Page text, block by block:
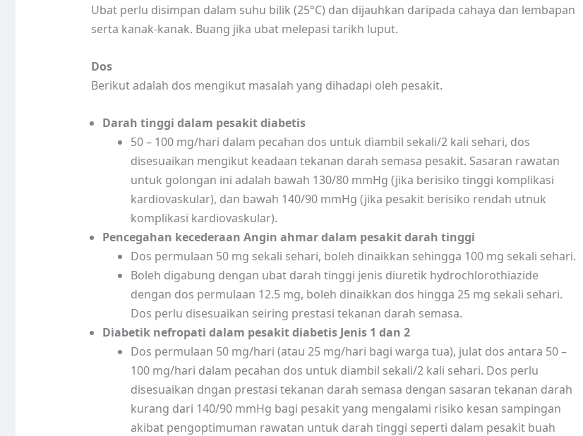
Ubat perlu disimpan dalam suhu bilik (25°C) dan dijauhkan daripada cahaya dan lembapan
serta kanak-kanak. Buang jika ubat melepasi tarikh luput.
Dos
Berikut adalah dos mengikut masalah yang dihadapi oleh pesakit.
Darah tinggi dalam pesakit diabetis
50 – 100 mg/hari dalam pecahan dos untuk diambil sekali/2 kali sehari, dos
disesuaikan mengikut keadaan tekanan darah semasa pesakit. Sasaran rawatan
untuk golongan ini adalah bawah 130/80 mmHg (jika berisiko tinggi komplikasi
kardiovaskular), dan bawah 140/90 mmHg (jika pesakit berisiko rendah utnuk
komplikasi kardiovaskular).
Pencegahan kecederaan Angin ahmar dalam pesakit darah tinggi
Dos permulaan 50 mg sekali sehari, boleh dinaikkan sehingga 100 mg sekali sehari.
Boleh digabung dengan ubat darah tinggi jenis diuretik hydrochlorothiazide
dengan dos permulaan 12.5 mg, boleh dinaikkan dos hingga 25 mg sekali sehari.
Dos perlu disesuaikan seiring prestasi tekanan darah semasa.
Diabetik nefropati dalam pesakit diabetis Jenis 1 dan 2
Dos permulaan 50 mg/hari (atau 25 mg/hari bagi warga tua), julat dos antara 50 –
100 mg/hari dalam pecahan dos untuk diambil sekali/2 kali sehari. Dos perlu
disesuaikan dngan prestasi tekanan darah semasa dengan sasaran tekanan darah
kurang dari 140/90 mmHg bagi pesakit yang mengalami risiko kesan sampingan
akibat pengoptimuman rawatan untuk darah tinggi seperti dalam pesakit buah